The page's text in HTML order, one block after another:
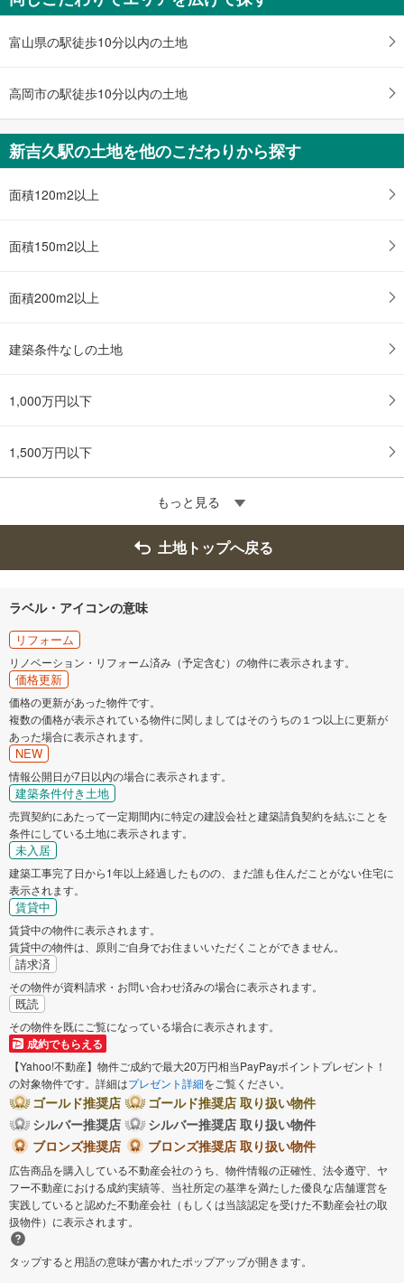
け
・
件
を
イ
ー
保
す
る
富山県の駅徒歩10分以内の土地
高岡市の駅徒歩10分以内の土地
新吉久駅の土地を他のこだわりから探す
面積120m2以上
面積150m2以上
面積200m2以上
建築条件なしの土地
1,000万円以下
1,500万円以下
もっと見る
土地トップへ戻る
ラベル・アイコンの意味
リフォーム
リノベーション・リフォーム済み（予定含む）の物件に表示されます。
価格更新
価格の更新があった物件です。
複数の価格が表示されている物件に関しましてはそのうちの１つ以上に更新が
あった場合に表示されます。
NEW
情報公開日が7日以内の場合に表示されます。
建築条件付き土地
売買契約にあたって一定期間内に特定の建設会社と建築請負契約を結ぶことを
条件にしている土地に表示されます。
未入居
建築工事完了日から1年以上経過したものの、まだ誰も住んだことがない住宅に
表示されます。
賃貸中
賃貸中の物件に表示されます。
賃貸中の物件は、原則ご自身でお住まいいただくことができません。
請求済
その物件が資料請求・お問い合わせ済みの場合に表示されます。
既読
その物件を既にご覧になっている場合に表示されます。
成約でもらえる
【Yahoo!不動産】物件ご成約で最大20万円相当PayPayポイントプレゼント！
の対象物件です。詳細はプレゼント詳細をご覧ください。
ゴールド推奨店
ゴールド推奨店 取り扱い物件
シルバー推奨店
シルバー推奨店 取り扱い物件
ブロンズ推奨店
ブロンズ推奨店 取り扱い物件
広告商品を購入している不動産会社のうち、物件情報の正確性、法令遵守、ヤ
フー不動産における成約実績等、当社所定の基準を満たした優良な店舗運営を
実践していると認めた不動産会社（もしくは当該認定を受けた不動産会社の取
扱物件）に表示されます。
タップすると用語の意味が書かれたポップアップが開きます。